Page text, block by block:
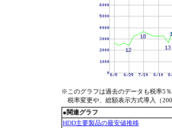
※このグラフは過去のデータも税率5
税率変更や、総額表示方式導入（
●関連グラフ
HDD主要製品の最安値推移